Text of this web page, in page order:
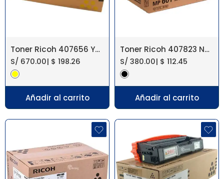
Toner Ricoh 407656 Yellow SP C252DN
S/ 670.00| $ 198.26
Añadir al carrito
Toner Ricoh 407823 Negro MP 601, MP 501
S/ 380.00| $ 112.45
Añadir al carrito